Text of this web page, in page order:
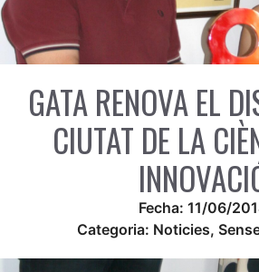
GATA RENOVA EL
CIUTAT DE LA
Fecha: 11/06/
Categoria: Noticies,